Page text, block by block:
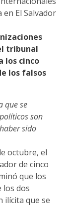
El Salvador
tribunal
los cinco
los falsos
que se
son
sido
octubre, el
de cinco
que los
los dos
ilícita que se